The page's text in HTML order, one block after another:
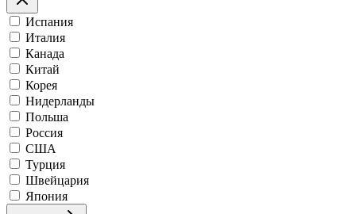
Испания
Италия
Канада
Китай
Корея
Нидерланды
Польша
Россия
США
Турция
Швейцария
Япония